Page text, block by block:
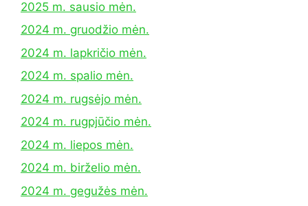
2025 m. sausio mėn.
2024 m. gruodžio mėn.
2024 m. lapkričio mėn.
2024 m. spalio mėn.
2024 m. rugsėjo mėn.
2024 m. rugpjūčio mėn.
2024 m. liepos mėn.
2024 m. birželio mėn.
2024 m. gegužės mėn.